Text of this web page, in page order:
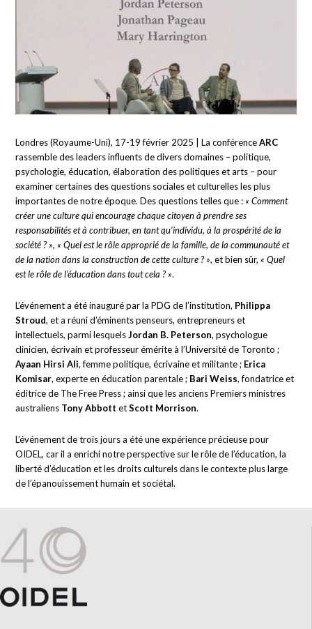
Londres (Royaume-Uni), 17-19 février 2025 | La conférenceARC
rassemble des leaders influents de divers domaines – politique,
psychologie, éducation, élaboration des politiques et arts – pour
examiner certaines des questions sociales et culturelles les plus
importantes de notre époque. Des questions telles que : « Comment
créer une culture qui encourage chaque citoyen à prendre ses
responsabilités et à contribuer, en tant qu’individu, à la prospérité de la
société ? », « Quel est le rôle approprié de la famille, de la communauté et
de la nation dans la construction de cette culture ? », et bien sûr, « Quel
est le rôle de l’éducation dans tout cela ? ».
L’événement a été inauguré par la PDG de l’institution, Philippa
Stroud, et a réuni d’éminents penseurs, entrepreneurs et
intellectuels, parmi lesquelsJordan B. Peterson, psychologue
clinicien, écrivain et professeur émérite à l’Université de Toronto ;
Ayaan Hirsi Ali, femme politique, écrivaine et militante ; Erica
Komisar, experte en éducation parentale ; Bari Weiss, fondatrice et
éditrice de The Free Press ; ainsi que les anciens Premiers ministres
australiens Tony Abbott etScott Morrison.
L’événement de trois jours a été une expérience précieuse pour
OIDEL, car il a enrichi notre perspective sur le rôle de l’éducation, la
liberté d’éducation et les droits culturels dans le contexte plus large
de l’épanouissement humain et sociétal.